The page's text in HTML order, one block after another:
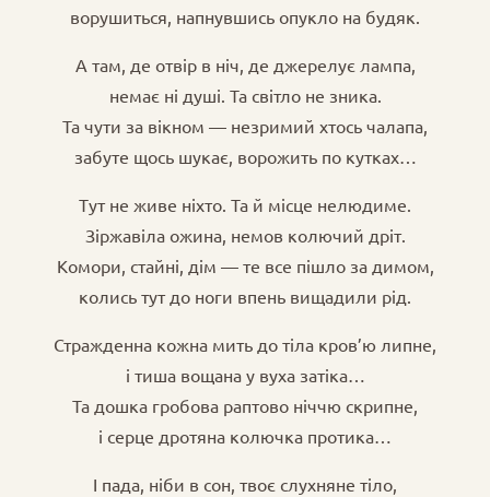
ворушиться, напнувшись опукло на будяк.
А там, де отвір в ніч, де джерелує лампа,
немає ні душі. Та світло не зника.
Та чути за вікном — незримий хтось чалапа,
забуте щось шукає, ворожить по кутках…
Тут не живе ніхто. Та й місце нелюдиме.
Зіржавіла ожина, немов колючий дріт.
Комори, стайні, дім — те все пішло за димом,
колись тут до ноги впень вищадили рід.
Стражденна кожна мить до тіла кров’ю липне,
і тиша вощана у вуха затіка…
Та дошка гробова раптово ніччю скрипне,
і серце дротяна колючка протика…
І пада, ніби в сон, твоє слухняне тіло,